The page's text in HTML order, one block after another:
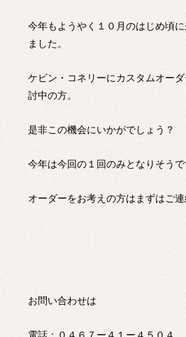
今年もようやく１０月のはじめ頃
ました。
ケビン・コネリーにカスタムオー
討中の方。
是非この機会にいかがでしょう？
今年は今回の１回のみとなりそうで
オーダーをお考えの方はまずはご連
お問い合わせは